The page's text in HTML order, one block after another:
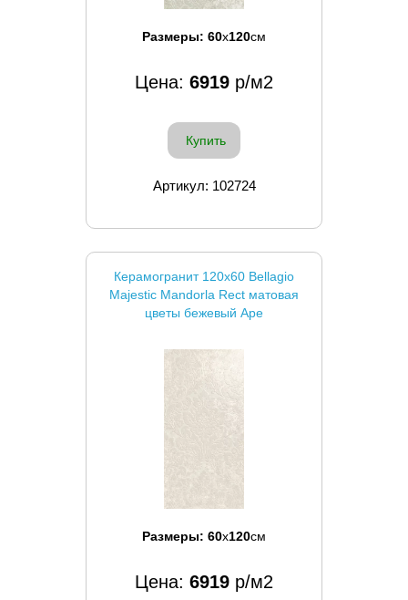
Размеры: 60x120см
Цена: 6919 р/м2
Купить
Артикул: 102724
Керамогранит 120x60 Bellagio
Majestic Mandorla Rect матовая
цветы бежевый Ape
Размеры: 60x120см
Цена: 6919 р/м2